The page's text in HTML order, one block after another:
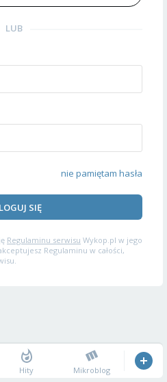
LUB
nie pamiętam hasła
SIĘ
Regulaminu serwisu Wykop.pl w jego
Regulaminu w całości,
Hity Mikroblog